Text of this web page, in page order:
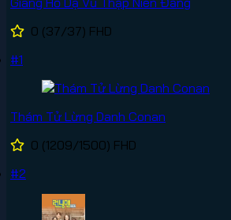
0 (37/37) FHD
#1
Thám Tử Lừng Danh Conan
0 (1209/1500) FHD
#2